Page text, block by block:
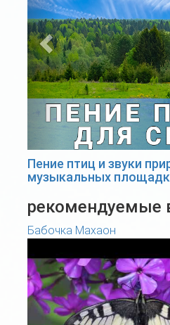
Пение птиц и звуки
музыкальных
рекомендуемые
Бабочка Махаон